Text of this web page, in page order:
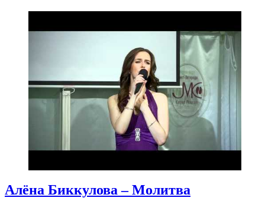
Алёна Биккулова – Молитва